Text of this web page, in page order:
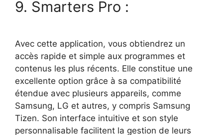
9. Smarters Pro :
Avec cette application, vous obtiendrez un
accès rapide et simple aux programmes et
contenus les plus récents. Elle constitue une
excellente option grâce à sa compatibilité
étendue avec plusieurs appareils, comme
Samsung, LG et autres, y compris Samsung
Tizen. Son interface intuitive et son style
personnalisable facilitent la gestion de leurs